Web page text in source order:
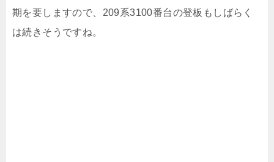
期を要しますので、209系3100番台の登板もしばらく
は続きそうですね。